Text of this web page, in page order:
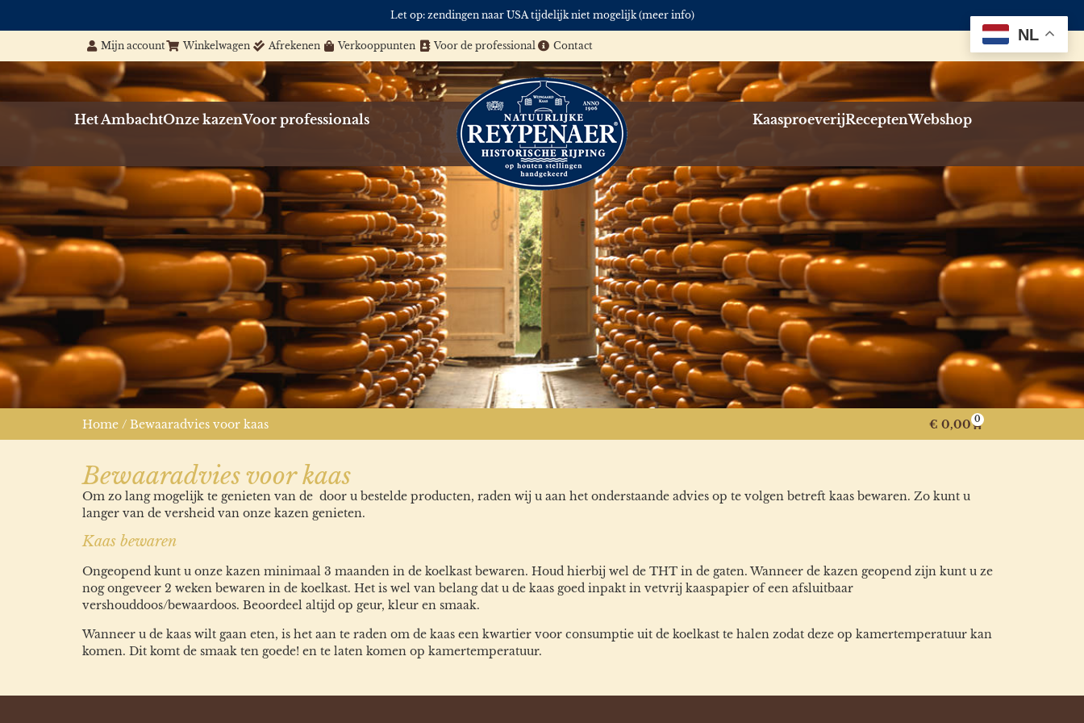
Let op: zendingen naar USA tijdelijk niet mogelijk (meer info)
Mijn account Winkelwagen Afrekenen Verkooppunten Voor de professional Contact
Het AmbachtOnze kazenVoor professionals KaasproeverijReceptenWebshop
Home / Bewaaradvies voor kaas € 0,00 0
Bewaaradvies voor kaas
Om zo lang mogelijk te genieten van de door u bestelde producten, raden wij u aan het onderstaande advies op te volgen betreft kaas bewaren. Zo kunt u
langer van de versheid van onze kazen genieten.
Kaas bewaren
Ongeopend kunt u onze kazen minimaal 3 maanden in de koelkast bewaren. Houd hierbij wel de THT in de gaten. Wanneer de kazen geopend zijn kunt u ze
nog ongeveer 2 weken bewaren in de koelkast. Het is wel van belang dat u de kaas goed inpakt in vetvrij kaaspapier of een afsluitbaar
vershouddoos/bewaardoos. Beoordeel altijd op geur, kleur en smaak.
Wanneer u de kaas wilt gaan eten, is het aan te raden om de kaas een kwartier voor consumptie uit de koelkast te halen zodat deze op kamertemperatuur kan
komen. Dit komt de smaak ten goede! en te laten komen op kamertemperatuur.
NL